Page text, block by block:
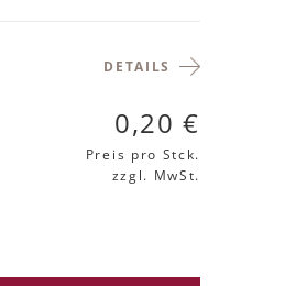
DETAILS
0,20 €
Preis pro Stck.
zzgl. MwSt.